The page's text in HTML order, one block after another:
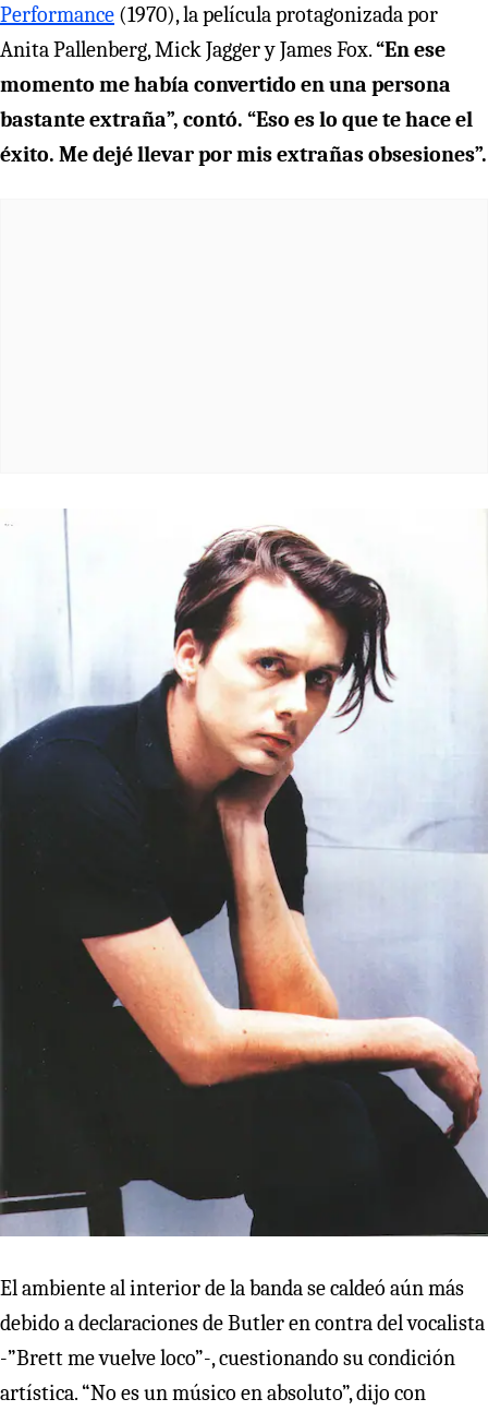
Performance (1970), la película protagonizada por
Anita Pallenberg, Mick Jagger y James Fox.“En ese
momento me había convertido en una persona
bastante extraña”, contó. “Eso es lo que te hace el
éxito. Me dejé llevar por mis extrañas obsesiones”.
El ambiente al interior de la banda se caldeó aún más
debido a declaraciones de Butler en contra del vocalista
-”Brett me vuelve loco”-, cuestionando su condición
artística. “No es un músico en absoluto”, dijo con